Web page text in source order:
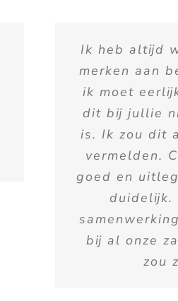
Ik heb altijd
merken aan
ik moet
dit bij jullie
is. Ik zou dit
vermelden.
goed en
duidelijk.
bij al onze
zou